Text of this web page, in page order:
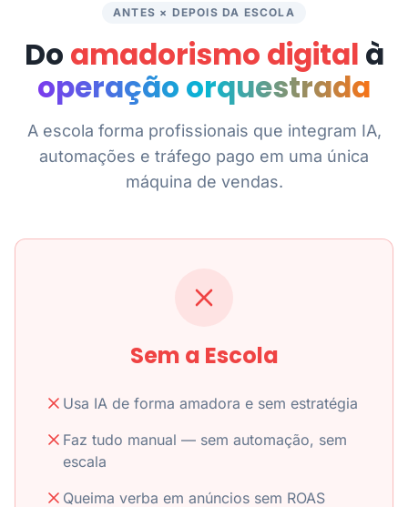
ANTES × DEPOIS DA ESCOLA
Do amadorismo digital à
operação orquestrada
A escola forma profissionais que integram IA,
automações e tráfego pago em uma única
máquina de vendas.
Sem a Escola
Usa IA de forma amadora e sem estratégia
Faz tudo manual — sem automação, sem
escala
Queima verba em anúncios sem ROAS